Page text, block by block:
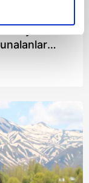
adına
bu noktada,
tek gelir
İnternet
çerezler
çeşitli kişisel